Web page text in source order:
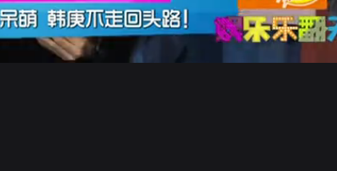
高清 倍速